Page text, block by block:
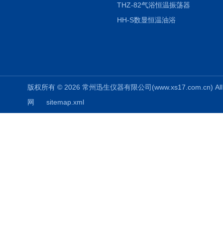
THZ-82气浴恒温振荡器
HH-S数显恒温油浴
版权所有 © 2026 常州迅生仪器有限公司
网
sitemap.xml